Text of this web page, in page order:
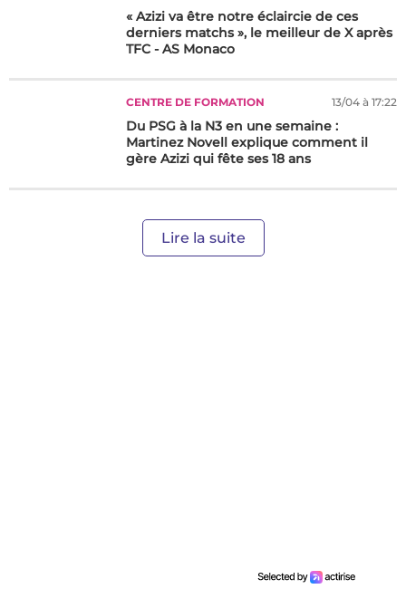
« Azizi va être notre éclaircie de ces
derniers matchs », le meilleur de X après
TFC - AS Monaco
CENTRE DE FORMATION 13/04 à 17:22
Du PSG à la N3 en une semaine :
Martinez Novell explique comment il
gère Azizi qui fête ses 18 ans
Lire la suite